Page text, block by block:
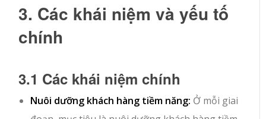
3. Các khái niệm và yếu tố
chính
3.1 Các khái niệm chính
Nuôi dưỡng khách hàng tiềm năng: Ở mỗi giai